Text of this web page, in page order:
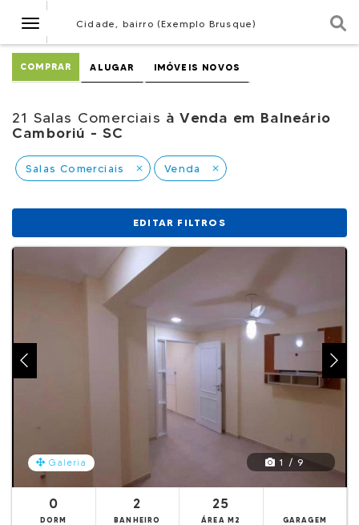
NavegaçãoCidade, bairro (Exemplo Brusque)
COMPRAR ALUGAR IMÓVEIS NOVOS
21 Salas Comerciais à Venda em Balneário
Camboriú - SC
Salas Comerciais close Venda close
EDITAR FILTROS
Galeria 1 / 9
0
DORM
2
BANHEIRO
25
ÁREA M2 GARAGEM